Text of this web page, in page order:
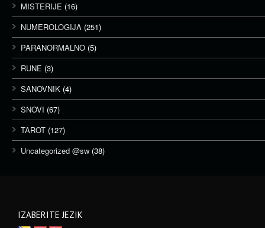
MISTERIJE (16)
NUMEROLOGIJA (251)
PARANORMALNO (5)
RUNE (3)
SANOVNIK (4)
SNOVI (67)
TAROT (127)
Uncategorized @sw (38)
IZABERITE JEZIK